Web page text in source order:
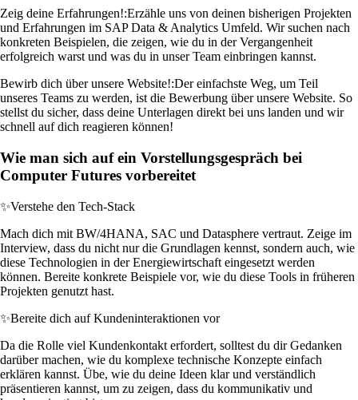
Zeig deine Erfahrungen!:Erzähle uns von deinen bisherigen Projekten
und Erfahrungen im SAP Data & Analytics Umfeld. Wir suchen nach
konkreten Beispielen, die zeigen, wie du in der Vergangenheit
erfolgreich warst und was du in unser Team einbringen kannst.
Bewirb dich über unsere Website!:Der einfachste Weg, um Teil
unseres Teams zu werden, ist die Bewerbung über unsere Website. So
stellst du sicher, dass deine Unterlagen direkt bei uns landen und wir
schnell auf dich reagieren können!
Wie man sich auf ein Vorstellungsgespräch bei
Computer Futures vorbereitet
✨Verstehe den Tech-Stack
Mach dich mit BW/4HANA, SAC und Datasphere vertraut. Zeige im
Interview, dass du nicht nur die Grundlagen kennst, sondern auch, wie
diese Technologien in der Energiewirtschaft eingesetzt werden
können. Bereite konkrete Beispiele vor, wie du diese Tools in früheren
Projekten genutzt hast.
✨Bereite dich auf Kundeninteraktionen vor
Da die Rolle viel Kundenkontakt erfordert, solltest du dir Gedanken
darüber machen, wie du komplexe technische Konzepte einfach
erklären kannst. Übe, wie du deine Ideen klar und verständlich
präsentieren kannst, um zu zeigen, dass du kommunikativ und